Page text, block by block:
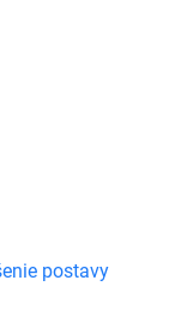
postavy